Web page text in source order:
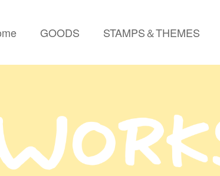
GOODS STAMPS＆THEMES